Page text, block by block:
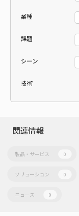
業種
課題
シーン
技術
関連情報
製品・サービス 0
ソリューション 0
ニュース 0